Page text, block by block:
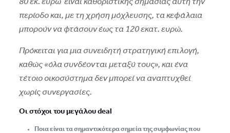
80 εκ. ευρώ είναι καθοριστικής σημασίας αυτή την
περίοδο και, με τη χρήση μόχλευσης, τα κεφάλαια
μπορούν να φτάσουν έως τα 120 εκατ. ευρώ.
Πρόκειται για μια συνειδητή στρατηγική επιλογή,
καθώς «όλα συνδέονται μεταξύ τους», και ένα
τέτοιο οικοσύστημα δεν μπορεί να αναπτυχθεί
χωρίς συνεργασίες.
Οι στόχοι του μεγάλου deal
Ποια είναι τα σημαντικότερα σημεία της συμφωνίας που